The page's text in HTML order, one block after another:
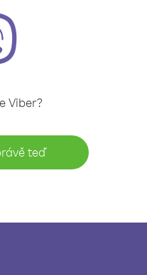
Viber?
teď